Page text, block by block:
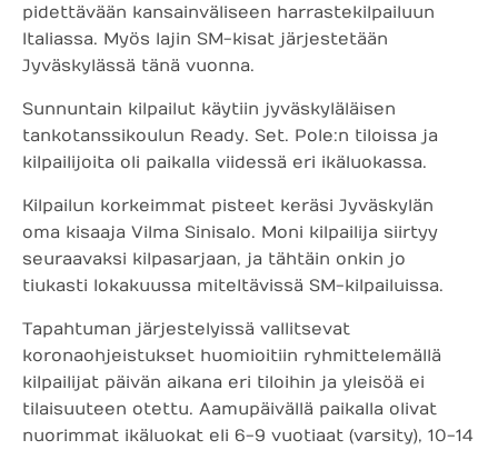
pidettävään kansainväliseen harrastekilpailuun
Italiassa. Myös lajin SM-kisat järjestetään
Jyväskylässä tänä vuonna.
Sunnuntain kilpailut käytiin jyväskyläläisen
tankotanssikoulun Ready. Set. Pole:n tiloissa ja
kilpailijoita oli paikalla viidessä eri ikäluokassa.
Kilpailun korkeimmat pisteet keräsi Jyväskylän
oma kisaaja Vilma Sinisalo. Moni kilpailija siirtyy
seuraavaksi kilpasarjaan, ja tähtäin onkin jo
tiukasti lokakuussa miteltävissä SM-kilpailuissa.
Tapahtuman järjestelyissä vallitsevat
koronaohjeistukset huomioitiin ryhmittelemällä
kilpailijat päivän aikana eri tiloihin ja yleisöä ei
tilaisuuteen otettu. Aamupäivällä paikalla olivat
nuorimmat ikäluokat eli 6-9 vuotiaat (varsity), 10-14